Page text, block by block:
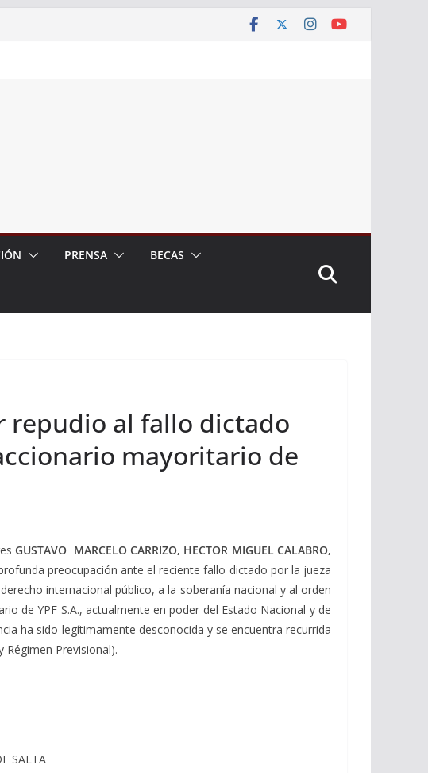
PRENSA BECAS
repudio al fallo dictado
mayoritario de
GUSTAVO MARCELO CARRIZO, HECTOR MIGUEL CALABRO,
preocupación ante el reciente fallo dictado por la jueza
internacional público, a la soberanía nacional y al orden
de YPF S.A., actualmente en poder del Estado Nacional y de
ha sido legítimamente desconocida y se encuentra recurrida
Régimen Previsional).
SALTA